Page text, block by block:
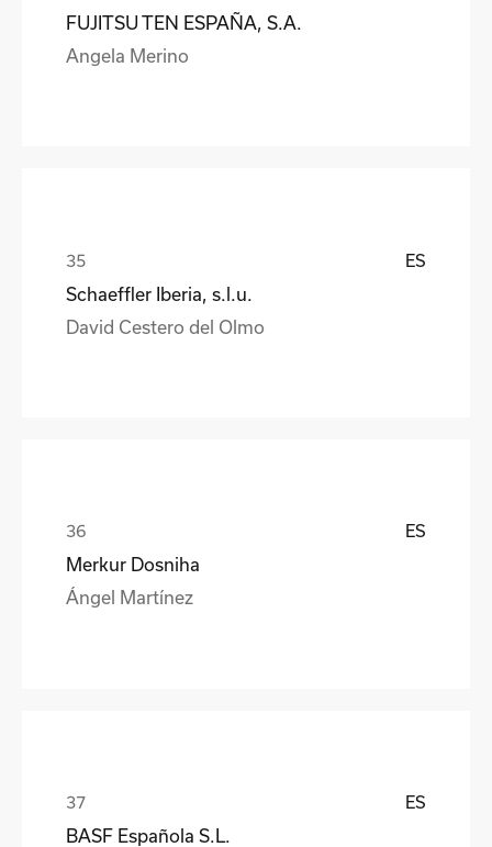
FUJITSU TEN ESPAÑA, S.A.
Angela Merino
ES
Schaeffler Iberia, s.l.u.
David Cestero del Olmo
ES
Merkur Dosniha
Ángel Martínez
ES
BASF Española S.L.